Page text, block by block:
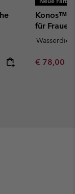
Konos™
für Frauen
Wasserdicht
Minimum
€ 78,00